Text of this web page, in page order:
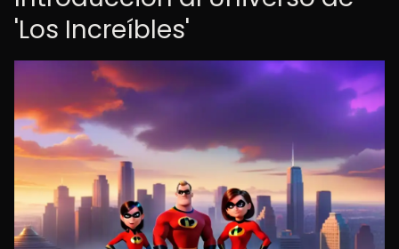
'Los Increíbles'